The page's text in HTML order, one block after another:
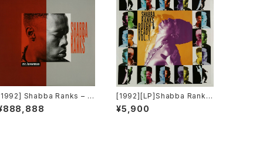
Shabba Ranks – M
Loverman [Epic]
[1992][LP]Shabba Ranks
– Rough & Ready Vol.1 [E
pic]
¥5,900